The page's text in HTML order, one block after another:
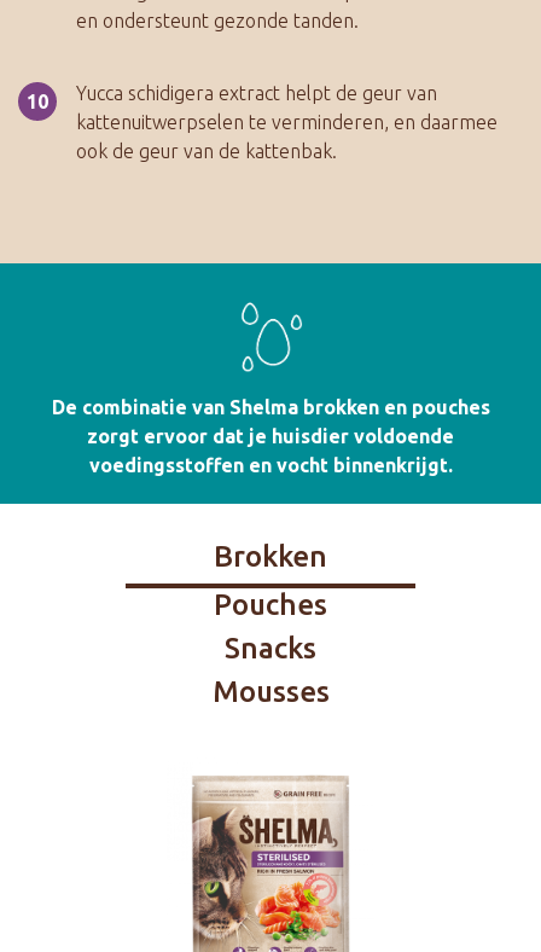
en ondersteunt gezonde tanden.
Yucca schidigera extract helpt de geur van
kattenuitwerpselen te verminderen, en daarmee
ook de geur van de kattenbak.
De combinatie van Shelma brokken en pouches
zorgt ervoor dat je huisdier voldoende
voedingsstoffen en vocht binnenkrijgt.
Brokken
Pouches
Snacks
Mousses